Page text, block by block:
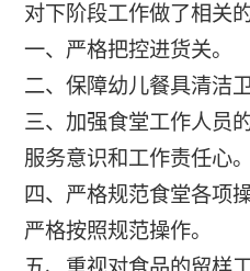
对下阶段工作做了相关的
一、严格把控进货关。
二、保障幼儿餐具清洁卫
三、加强食堂工作人员
服务意识和工作责任心。
四、严格规范食堂各项
严格按照规范操作。